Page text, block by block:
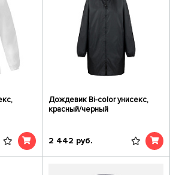
Дождевик Bi-color унисекс,
красный/черный
2 442 руб.